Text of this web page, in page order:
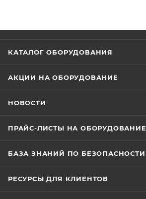
КАТАЛОГ ОБОРУДОВАНИЯ
АКЦИИ НА ОБОРУДОВАНИЕ
НОВОСТИ
ПРАЙС-ЛИСТЫ НА ОБОРУДОВАНИЕ
БАЗА ЗНАНИЙ ПО БЕЗОПАСНОСТИ
РЕСУРСЫ ДЛЯ КЛИЕНТОВ